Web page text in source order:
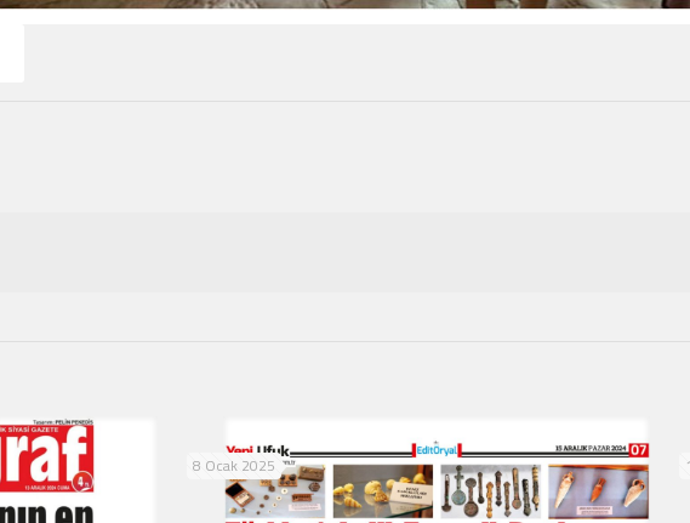
8 Ocak 2025